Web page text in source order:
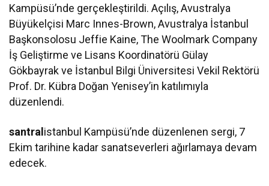
Kampüsü’nde gerçekleştirildi. Açılış, Avustralya
Büyükelçisi Marc Innes-Brown, Avustralya İstanbul
Başkonsolosu Jeffie Kaine, The Woolmark Company
İş Geliştirme ve Lisans Koordinatörü Gülay
Gökbayrak ve İstanbul Bilgi Üniversitesi Vekil Rektörü
Prof. Dr. Kübra Doğan Yenisey’in katılımıyla
düzenlendi.
santral istanbul Kampüsü’nde düzenlenen sergi, 7
Ekim tarihine kadar sanatseverleri ağırlamaya devam
edecek.